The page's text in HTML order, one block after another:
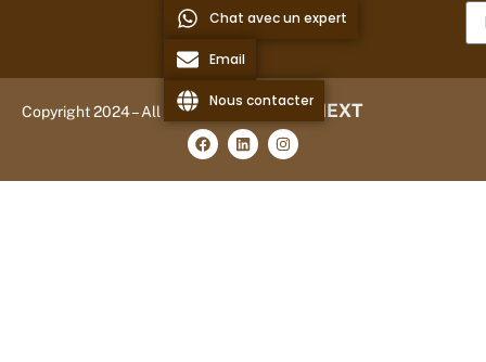
Copyright 2024 – All right Recived AISYSNEXT
Chat avec un expert
Email
Nous contacter